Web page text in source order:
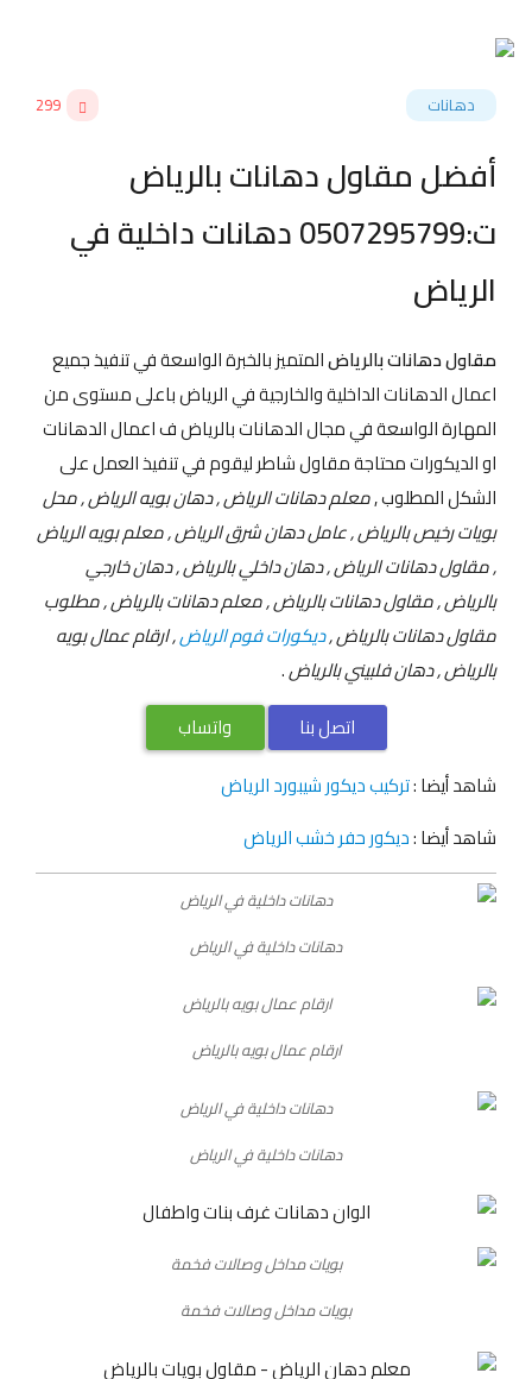
دهانات 299
أفضل مقاول دهانات بالرياض
ت:0507295799 دهانات داخلية في
الرياض
مقاول دهانات بالرياضالمتميز بالخبرة الواسعة في تنفيذ جميع
اعمال الدهانات الداخلية والخارجية في الرياض باعلى مستوى من
المهارة الواسعة في مجال الدهانات بالرياض ف اعمال الدهانات
او الديكورات محتاجة مقاول شاطر ليقوم في تنفيذ العمل على
الشكل المطلوب ,معلم دهانات الرياض , دهان بويه الرياض , محل
بويات رخيص بالرياض , عامل دهان شرق الرياض , معلم بويه الرياض
, مقاول دهانات الرياض , دهان داخلي بالرياض , دهان خارجي
بالرياض , مقاول دهانات بالرياض , معلم دهانات بالرياض , مطلوب
مقاول دهانات بالرياض ,ديكورات فوم الرياض, ارقام عمال بويه
بالرياض , دهان فلبيني بالرياض.
اتصل بنا
واتساب
شاهد أيضا :تركيب ديكور شيبورد الرياض
شاهد أيضا :ديكور حفر خشب الرياض
دهانات داخلية في الرياض
ارقام عمال بويه بالرياض
دهانات داخلية في الرياض
بويات مداخل وصالات فخمة